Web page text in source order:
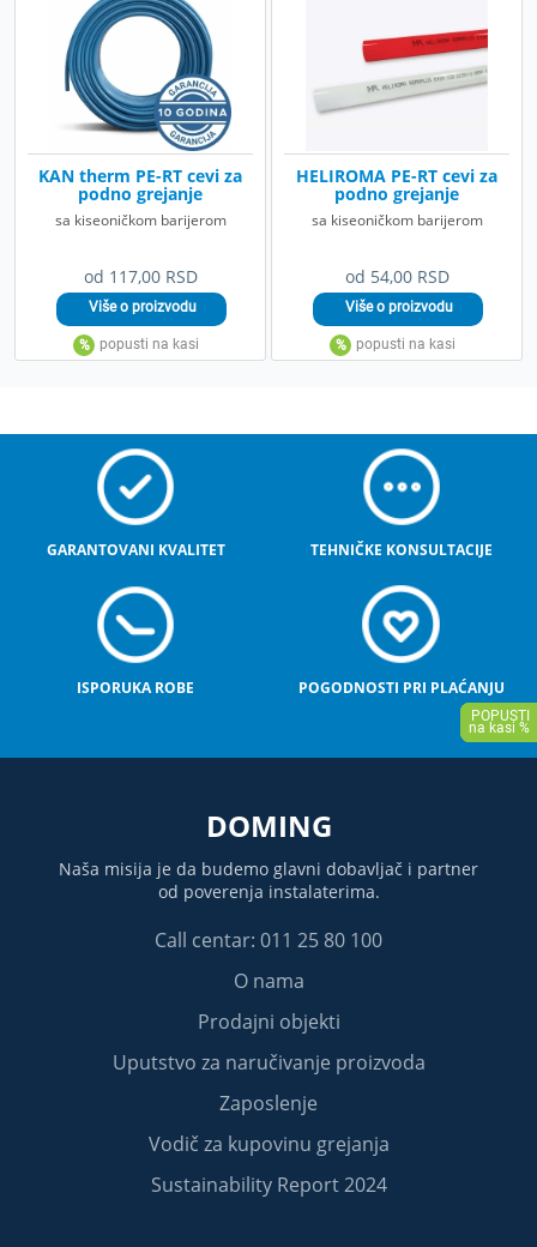
od 117,00 RSD
KAN therm PE-RT cevi za
podno grejanje
sa kiseoničkom barijerom
od 54,00 RSD
HELIROMA PE-RT cevi za
podno grejanje
sa kiseoničkom barijerom
GARANTOVANI KVALITET TEHNIČKE KONSULTACIJE
ISPORUKA ROBE POGODNOSTI PRI PLAĆANJU
DOMING
Naša misija je da budemo glavni dobavljač i partner
od poverenja instalaterima.
Call centar: 011 25 80 100
O nama
Prodajni objekti
Uputstvo za naručivanje proizvoda
Zaposlenje
Vodič za kupovinu grejanja
Sustainability Report 2024